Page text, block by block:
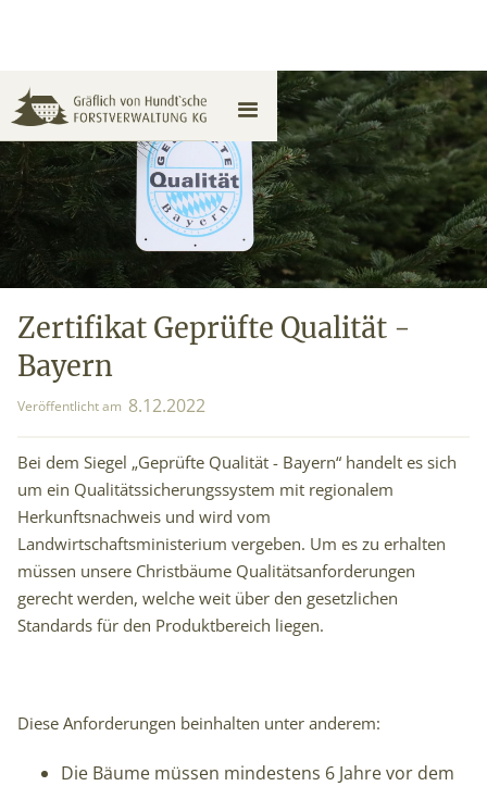
Zertifikat Geprüfte Qualität -
Bayern
Veröffentlicht am 8.12.2022
Bei dem Siegel „Geprüfte Qualität - Bayern“ handelt es sich
um ein Qualitätssicherungssystem mit regionalem
Herkunftsnachweis und wird vom
Landwirtschaftsministerium vergeben. Um es zu erhalten
müssen unsere Christbäume Qualitätsanforderungen
gerecht werden, welche weit über den gesetzlichen
Standards für den Produktbereich liegen.
Diese Anforderungen beinhalten unter anderem:
Die Bäume müssen mindestens 6 Jahre vor dem